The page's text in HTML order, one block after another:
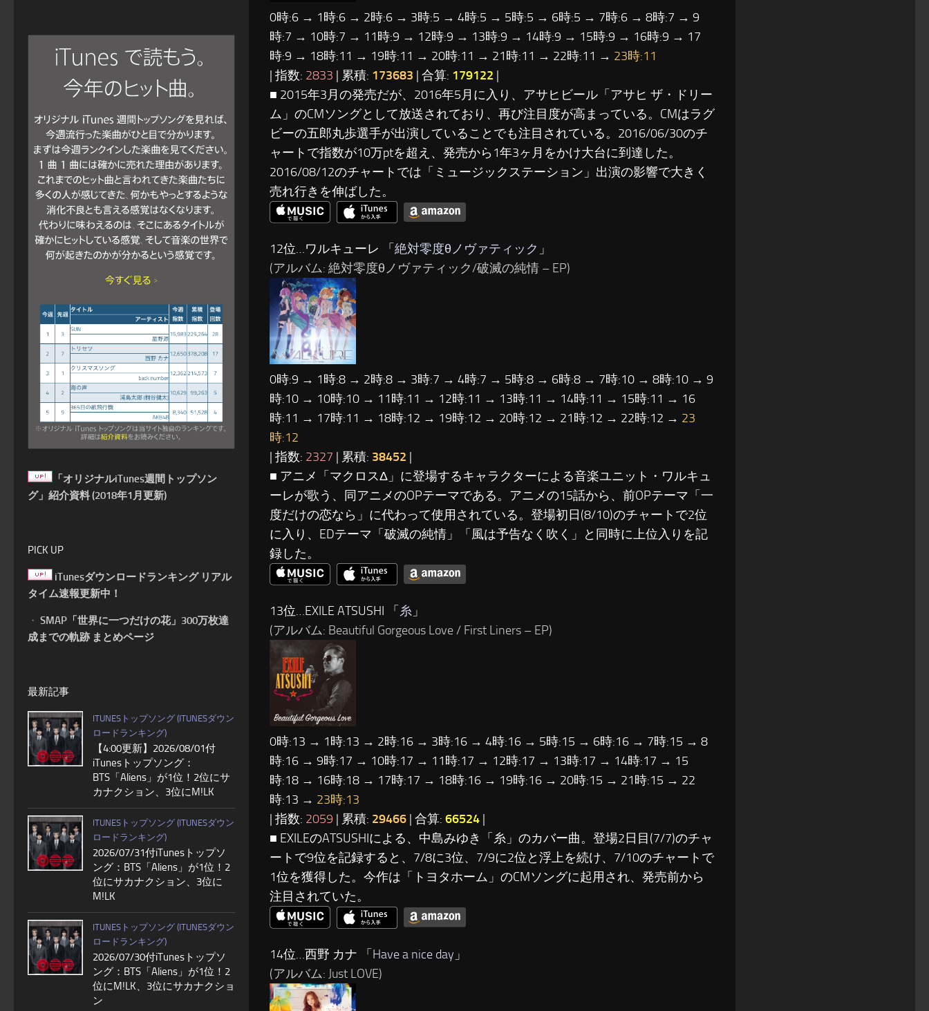
0時:6 → 1時:6 → 2時:6 → 3時:5 → 4時:5 → 5時:5 → 6時:5 → 7時:6 → 8時:7 → 9
時:7 → 10時:7 → 11時:9 → 12時:9 → 13時:9 → 14時:9 → 15時:9 → 16時:9 → 17
時:9 → 18時:11 → 19時:11 → 20時:11 → 21時:11 → 22時:11 → 23時:11
| 指数: 2833 | 累積: 173683 | 合算: 179122 |
■ 2015年3月の発売だが、2016年5月に入り、アサヒビール「アサヒ ザ・ドリー
ム」のCMソングとして放送されており、再び注目度が高まっている。CMはラグ
ビーの五郎丸歩選手が出演していることでも注目されている。2016/06/30のチ
ャートで指数が10万ptを超え、発売から1年3ヶ月をかけ大台に到達した。
2016/08/12のチャートでは「ミュージックステーション」出演の影響で大きく
売れ行きを伸ばした。
12位…ワルキューレ 「 絶対零度θノヴァティック 」
(アルバム: 絶対零度θノヴァティック/破滅の純情 – EP)
0時:9 → 1時:8 → 2時:8 → 3時:7 → 4時:7 → 5時:8 → 6時:8 → 7時:10 → 8時:10 → 9
時:10 → 10時:10 → 11時:11 → 12時:11 → 13時:11 → 14時:11 → 15時:11 → 16
時:11 → 17時:11 → 18時:12 → 19時:12 → 20時:12 → 21時:12 → 22時:12 → 23
時:12
| 指数: 2327 | 累積: 38452 |
■ アニメ「マクロスΔ」に登場するキャラクターによる音楽ユニット・ワルキュ
ーレが歌う、同アニメのOPテーマである。アニメの15話から、前OPテーマ「一
度だけの恋なら」に代わって使用されている。登場初日(8/10)のチャートで2位
に入り、EDテーマ「破滅の純情」「風は予告なく吹く」と同時に上位入りを記
録した。
13位…EXILE ATSUSHI 「 糸 」
(アルバム: Beautiful Gorgeous Love / First Liners – EP)
0時:13 → 1時:13 → 2時:16 → 3時:16 → 4時:16 → 5時:15 → 6時:16 → 7時:15 → 8
時:16 → 9時:17 → 10時:17 → 11時:17 → 12時:17 → 13時:17 → 14時:17 → 15
時:18 → 16時:18 → 17時:17 → 18時:16 → 19時:16 → 20時:15 → 21時:15 → 22
時:13 → 23時:13
| 指数: 2059 | 累積: 29466 | 合算: 66524 |
■ EXILEのATSUSHIによる、中島みゆき「糸」のカバー曲。登場2日目(7/7)のチャ
ートで9位を記録すると、7/8に3位、7/9に2位と浮上を続け、7/10のチャートで
1位を獲得した。今作は「トヨタホーム」のCMソングに起用され、発売前から
注目されていた。
14位…西野 カナ 「Have a nice day 」
(アルバム: Just LOVE)
「オリジナルiTunes週間トップソン
グ」紹介資料 (2018年1月更新)
PICK UP
iTunesダウンロードランキング リアル
タイム速報更新中！
・ SMAP「世界に一つだけの花」300万枚達
成までの軌跡 まとめページ
最新記事
ITUNESトップソング (ITUNESダウン
ロードランキング)
【4:00更新】2026/08/01付
iTunesトップソング：
BTS「Aliens」が1位！2位にサ
カナクション、3位にM!LK
ITUNESトップソング (ITUNESダウン
ロードランキング)
2026/07/31付iTunesトップソ
ング：BTS「Aliens」が1位！2
位にサカナクション、3位に
M!LK
ITUNESトップソング (ITUNESダウン
ロードランキング)
2026/07/30付iTunesトップソ
ング：BTS「Aliens」が1位！2
位にM!LK、3位にサカナクショ
ン